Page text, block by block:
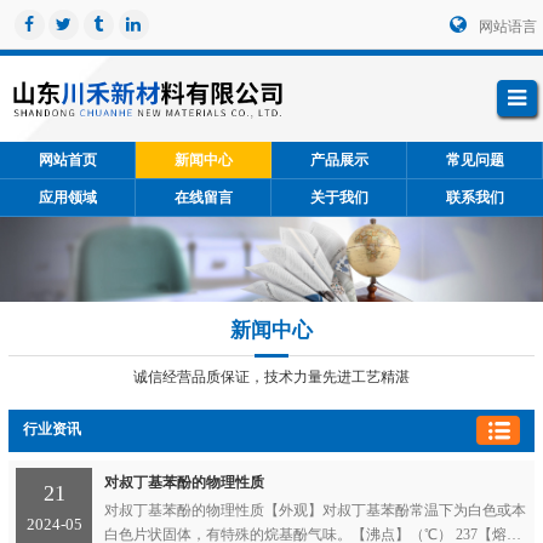
网站语言
网站首页 新闻中心 产品展示 常见问题
应用领域 在线留言 关于我们 联系我们
新闻中心
诚信经营品质保证，技术力量先进工艺精湛
行业资讯
21
2024-05
对叔丁基苯酚的物理性质
对叔丁基苯酚的物理性质【外观】对叔丁基苯酚常温下为白色或本
白色片状固体，有特殊的烷基酚气味。【沸点】（℃） 237【熔